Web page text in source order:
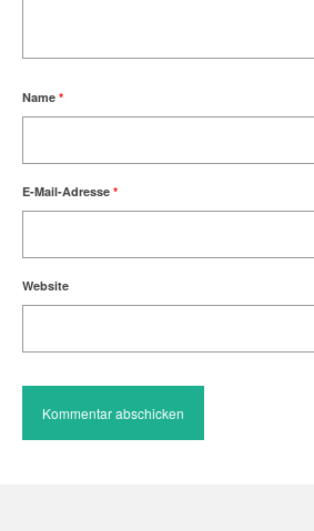
Name *
E-Mail-Adresse *
Website